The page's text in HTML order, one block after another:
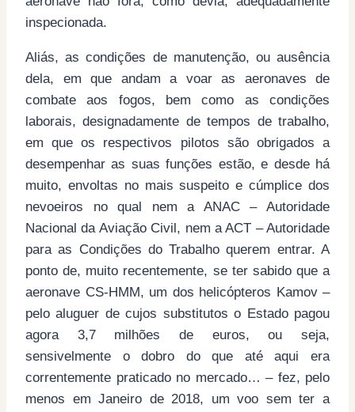
inspecionada.
Aliás, as condições de manutenção, ou ausência
dela, em que andam a voar as aeronaves de
combate aos fogos, bem como as condições
laborais, designadamente de tempos de trabalho,
em que os respectivos pilotos são obrigados a
desempenhar as suas funções estão, e desde há
muito, envoltas no mais suspeito e cúmplice dos
nevoeiros no qual nem a ANAC – Autoridade
Nacional da Aviação Civil, nem a ACT – Autoridade
para as Condições do Trabalho querem entrar. A
ponto de, muito recentemente, se ter sabido que a
aeronave CS-HMM, um dos helicópteros Kamov –
pelo aluguer de cujos substitutos o Estado pagou
agora 3,7 milhões de euros, ou seja,
sensivelmente o dobro do que até aqui era
correntemente praticado no mercado… – fez, pelo
menos em Janeiro de 2018, um voo sem ter a